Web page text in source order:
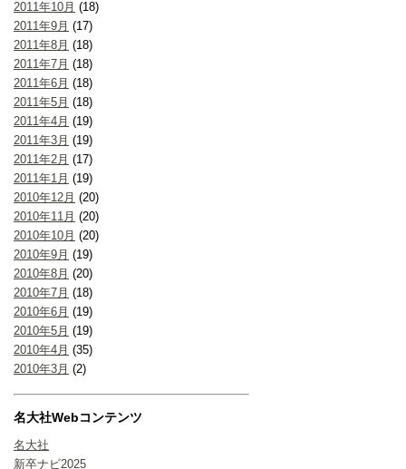
2011年10月 (18)
2011年9月 (17)
2011年8月 (18)
2011年7月 (18)
2011年6月 (18)
2011年5月 (18)
2011年4月 (19)
2011年3月 (19)
2011年2月 (17)
2011年1月 (19)
2010年12月 (20)
2010年11月 (20)
2010年10月 (20)
2010年9月 (19)
2010年8月 (20)
2010年7月 (18)
2010年6月 (19)
2010年5月 (19)
2010年4月 (35)
2010年3月 (2)
名大社Webコンテンツ
名大社
新卒ナビ2025